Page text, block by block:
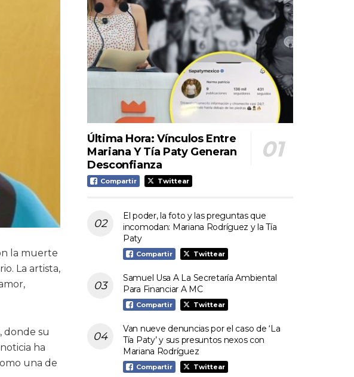
la muerte
La artista,
donde su
ha
una de
Última Hora: Vínculos Entre
Mariana Y Tía Paty Generan
Desconfianza
Compartir Twittear
El poder, la foto y las preguntas que
incomodan: Mariana Rodríguez y la Tía
Paty
Compartir Twittear
Samuel Usa A La Secretaría Ambiental
Para Financiar A MC
Compartir Twittear
Van nueve denuncias por el caso de ‘La
Tía Paty’ y sus presuntos nexos con
Mariana Rodríguez
Compartir Twittear